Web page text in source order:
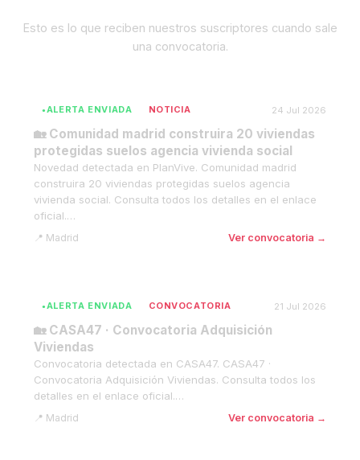
Esto es lo que reciben nuestros suscriptores cuando sale
una convocatoria.
ALERTA ENVIADA NOTICIA 24 Jul 2026
🏡 Comunidad madrid construira 20 viviendas
protegidas suelos agencia vivienda social
Novedad detectada en PlanVive. Comunidad madrid
construira 20 viviendas protegidas suelos agencia
vivienda social. Consulta todos los detalles en el enlace
oficial.…
Madrid Ver convocatoria →
ALERTA ENVIADA CONVOCATORIA 21 Jul 2026
🏡 CASA47 · Convocatoria Adquisición
Viviendas
Convocatoria detectada en CASA47. CASA47 ·
Convocatoria Adquisición Viviendas. Consulta todos los
detalles en el enlace oficial.…
Madrid Ver convocatoria →